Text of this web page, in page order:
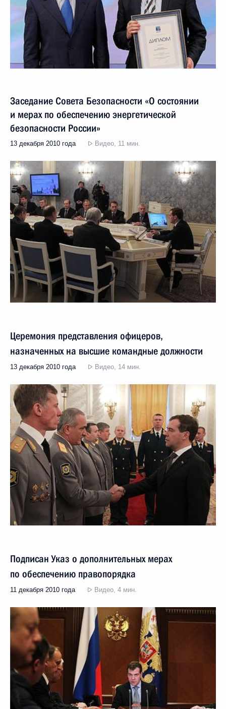
Заседание Совета Безопасности «О состоянии
и мерах по обеспечению энергетической
безопасности России»
13 декабря 2010 года Видео, 11 мин.
Церемония представления офицеров,
назначенных на высшие командные должности
13 декабря 2010 года Видео, 14 мин.
Подписан Указ о дополнительных мерах
по обеспечению правопорядка
11 декабря 2010 года Видео, 4 мин.